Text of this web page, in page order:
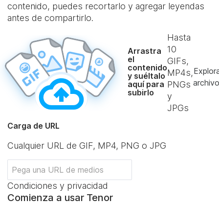
contenido, puedes recortarlo y agregar leyendas
antes de compartirlo.
Arrastra
el
contenido
y suéltalo
aquí para
subirlo
Hasta
10
GIFs,
MP4s,
PNGs
y
JPGs
Carga de URL
Cualquier URL de GIF, MP4, PNG o JPG
Condiciones y privacidad
Comienza a usar Tenor